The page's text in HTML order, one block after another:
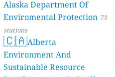
Alaska Department Of
Enviromental Protection 73
stations
🇨🇦Alberta
Environment And
Sustainable Resource